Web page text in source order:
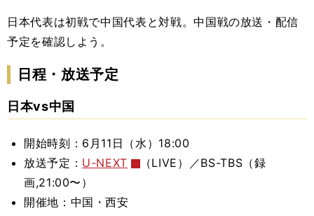
日本代表は初戦で中国代表と対戦。中国戦の放送・配信
予定を確認しよう。
日程・放送予定
日本vs中国
開始時刻：6月11日（水）18:00
放送予定： U-NEXT
（LIVE）／BS-TBS（録
画,21:00〜）
開催地：中国・西安